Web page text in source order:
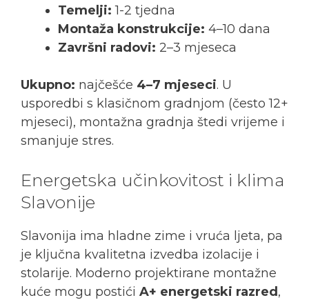
Temelji: 1-2 tjedna
Montaža konstrukcije: 4–10 dana
Završni radovi: 2–3 mjeseca
Ukupno: najčešće 4–7 mjeseci. U
usporedbi s klasičnom gradnjom (često 12+
mjeseci), montažna gradnja štedi vrijeme i
smanjuje stres.
Energetska učinkovitost i klima
Slavonije
Slavonija ima hladne zime i vruća ljeta, pa
je ključna kvalitetna izvedba izolacije i
stolarije. Moderno projektirane montažne
kuće mogu postići A+ energetski razred,